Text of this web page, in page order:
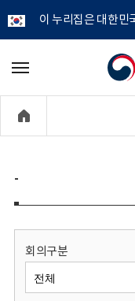
이 누리집은 대한민
개
정
보
메
기
-
회의구분